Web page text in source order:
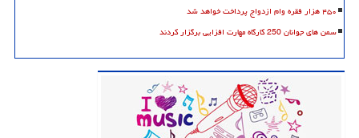
۴۵۰ هزار فقره وام ازدواج پرداخت خواهد شد
سمن های جوانان 250 کارگاه مهارت افزایی برگزار کردند